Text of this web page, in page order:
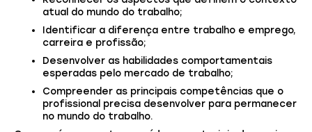
atual do mundo do trabalho;
Identificar a diferença entre trabalho e emprego,
carreira e profissão;
Desenvolver as habilidades comportamentais
esperadas pelo mercado de trabalho;
Compreender as principais competências que o
profissional precisa desenvolver para permanecer
no mundo do trabalho.